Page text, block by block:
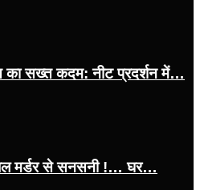
का सख्त कदम: नीट प्रदर्शन में…
मर्डर से सनसनी !… घर…